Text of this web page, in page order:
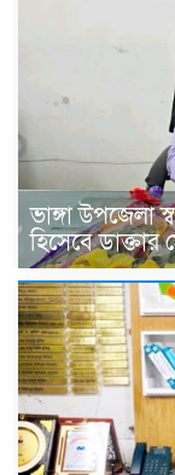
ভাঙ্গা উপজেলা
হিসেবে